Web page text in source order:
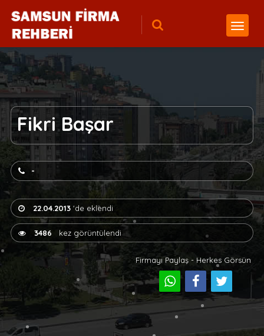
Fikri Başar
-
22.04.2013'de eklendi
3486 kez görüntülendi
Firmayı Paylaş - Herkes Görsün